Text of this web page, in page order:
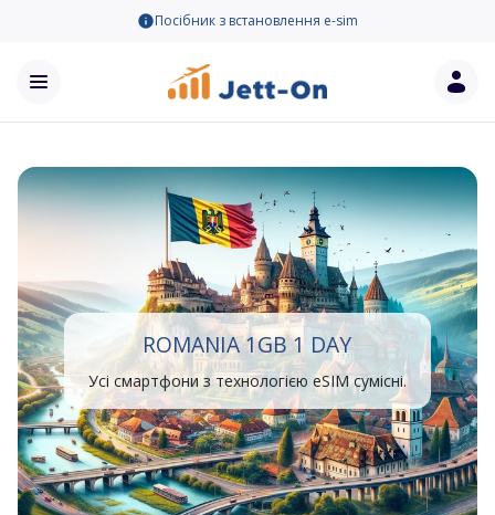
Посібник з встановлення e-sim
ROMANIA 1GB 1 DAY
Усі смартфони з технологією eSIM сумісні.